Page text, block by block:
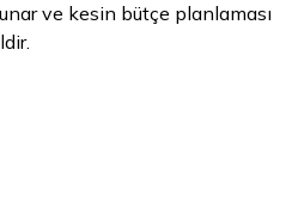
ve kesin bütçe planlaması